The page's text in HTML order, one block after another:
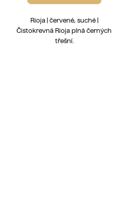
Rioja | červené, suché |
Čistokrevná Rioja plná černých
třešní.